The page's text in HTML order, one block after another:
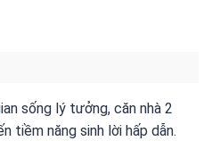
sống lý tưởng, căn nhà 2
tiềm năng sinh lời hấp dẫn.